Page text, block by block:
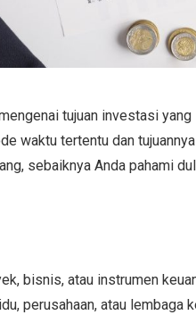
tujuan investasi yang
waktu tertentu dan
sebaiknya Anda pahami
bisnis, atau instrumen
perusahaan, atau lembaga